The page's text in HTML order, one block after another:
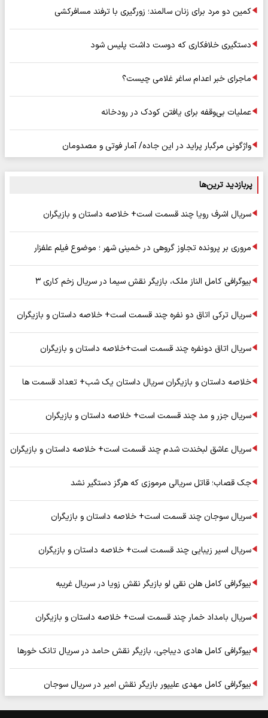
کمین دو مرد برای زنان سالمند؛ زورگیری با ترفند مسافرکشی
دستگیری خلافکاری که دوست داشت پلیس شود
ماجرای خبر اعدام ساغر غلامی چیست؟
عملیات بی‌وقفه برای یافتن کودک در رودخانه
واژگونی مرگبار پراید در این جاده/ آمار فوتی و مصدومان
پربازدید ترین‌ها
سریال اشرف رویا چند قسمت است+ خلاصه داستان و بازیگران
مروری بر پرونده تجاوز گروهی در خمینی شهر ؛ موضوع فیلم علفزار
بیوگرافی کامل الناز ملک، بازیگر نقش سیما در سریال زخم کاری ۳
سریال ترکی اتاق دو نفره چند قسمت است+ خلاصه داستان و بازیگران
سریال اتاق دونفره چند قسمت است+خلاصه داستان و بازیگران
خلاصه داستان و بازیگران سریال داستان یک شب+ تعداد قسمت ها
سریال جزر و مد چند قسمت است+ خلاصه داستان و بازیگران
سریال عاشق لبخندت شدم چند قسمت است+ خلاصه داستان و بازیگران
جک قصاب؛ قاتل سریالی مرموزی که هرگز دستگیر نشد
سریال سوجان چند قسمت است+ خلاصه داستان و بازیگران
سریال اسیر زیبایی چند قسمت است+ خلاصه داستان و بازیگران
بیوگرافی کامل هلن نقی لو بازیگر نقش زویا در سریال غریبه
سریال بامداد خمار چند قسمت است+ خلاصه داستان و بازیگران
بیوگرافی کامل هادی دیباجی، بازیگر نقش حامد در سریال تانک خورها
بیوگرافی کامل مهدی علیپور بازیگر نقش امیر در سریال سوجان